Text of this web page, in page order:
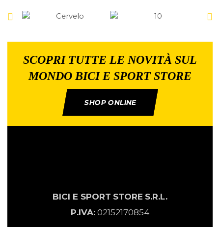
SCOPRI TUTTE LE NOVITÀ SUL
MONDO BICI E SPORT STORE
SHOP ONLINE
BICI E SPORT STORE S.R.L.
P.IVA:02152170854